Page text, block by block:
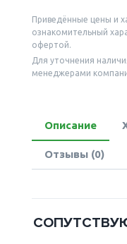
Приведённые цены и
ознакомительный
офертой.
Для уточнения
менеджерами
Описание
Отзывы (0)